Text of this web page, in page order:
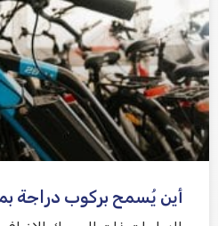
أين يُسمح بركوب دراجة